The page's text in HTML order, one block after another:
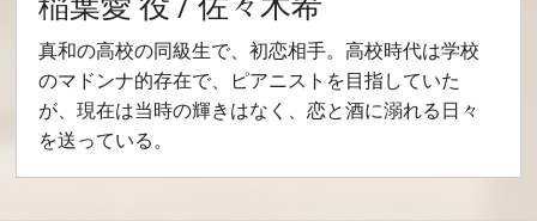
真和の高校の同級生で、初恋相手。高校時代は学校
のマドンナ的存在で、ピアニストを目指していた
が、現在は当時の輝きはなく、恋と酒に溺れる日々
を送っている。